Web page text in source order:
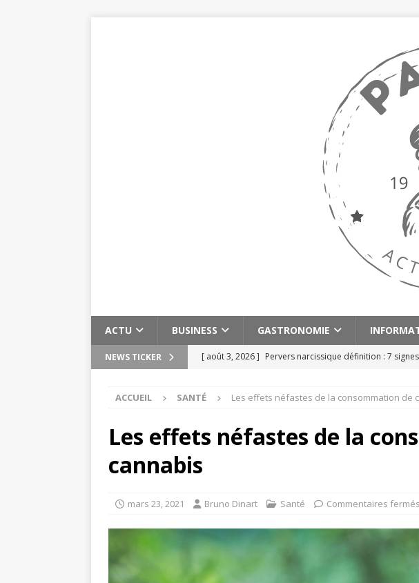
ACTU BUSINESS GASTRONOMIE
NEWS TICKER [ août 3, 2026 ] Pervers narcissique définition : 7
Maroc
ACTU
[ août 2, 2026 ]
Meilleure saison pour voyager en
[ juillet 30, 2026 ]
Planifier un voyage en Albanie avec un
ACCUEIL SANTÉ Les effets néfastes de la consommation de
Les effets néfastes de la
cannabis
mars 23, 2021 Bruno Dinart Santé Commentaires fermés